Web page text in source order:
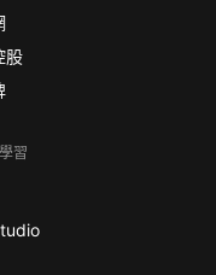
股
習